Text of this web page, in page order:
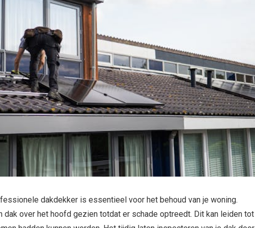
dakdekker is essentieel voor het behoud van je woning.
dak over het hoofd gezien totdat er schade optreedt. Dit kan leiden tot